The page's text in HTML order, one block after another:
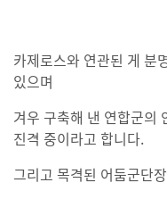
카제로스와 연관된 게 분
있으며
겨우 구축해 낸 연합군의
진격 중이라고 합니다.
그리고 목격된 어둠군단